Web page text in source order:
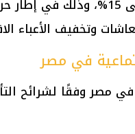
وتخفيف الأعباء
في مصر
مصر وفقًا لشرائح